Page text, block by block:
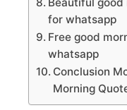
for whatsapp
Free good
whatsapp
Conclusion
Morning